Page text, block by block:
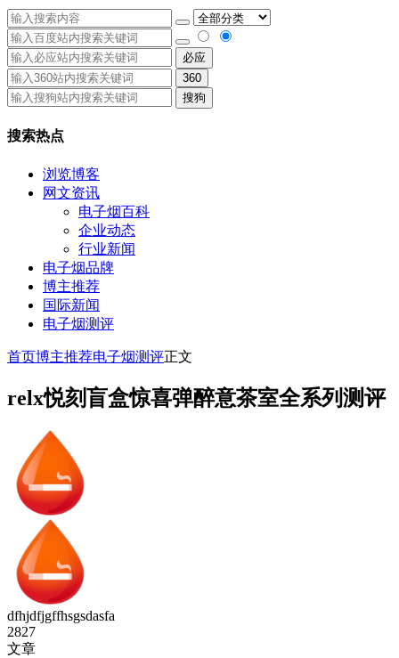
必应
360
搜狗
搜索热点
浏览博客
网文资讯
电子烟百科
企业动态
行业新闻
电子烟品牌
博主推荐
国际新闻
电子烟测评
首页博主推荐电子烟测评正文
relx悦刻盲盒惊喜弹醉意茶室全系列测评
dfhjdfjgffhsgsdasfa
2827
文章